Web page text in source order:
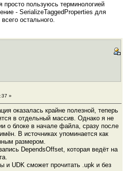
пользуюсь терминологией
- SerializeTaggedProperties для
остального.
»
оказалась крайне полезной, теперь
в отдельный массив. Однако я не
о блоке в начале файла, сразу после
В источниках упоминается как
размером.
DependsOffset, которая ведёт на
и UDK сможет прочитать .upk и без